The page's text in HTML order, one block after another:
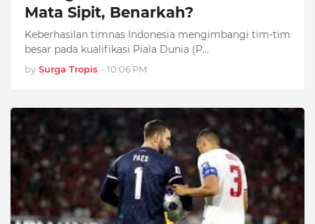
Mata Sipit, Benarkah?
Keberhasilan timnas Indonesia mengimbangi tim-tim
besar pada kualifikasi Piala Dunia (P…
by Surga Tropis - 10:06 PM